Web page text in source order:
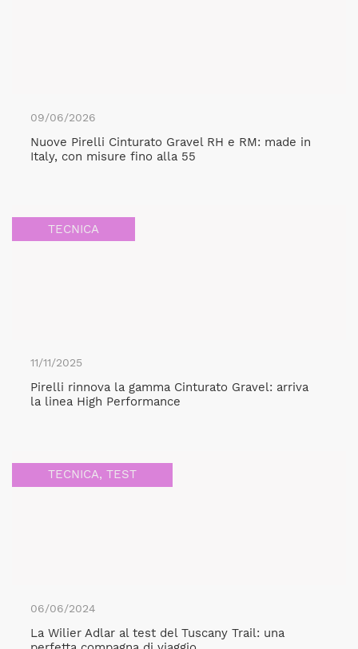
09/06/2026
Nuove Pirelli Cinturato Gravel RH e RM: made in
Italy, con misure fino alla 55
TECNICA
11/11/2025
Pirelli rinnova la gamma Cinturato Gravel: arriva
la linea High Performance
TECNICA, TEST
06/06/2024
La Wilier Adlar al test del Tuscany Trail: una